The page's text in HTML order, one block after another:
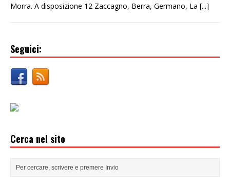
Morra. A disposizione 12 Zaccagno, Berra, Germano, La [...]
Seguici:
Cerca nel sito